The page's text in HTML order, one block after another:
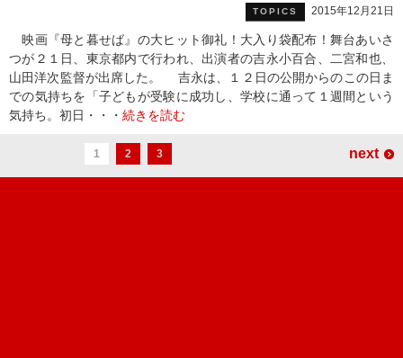
TOPICS 2015年12月21日
映画『母と暮せば』の大ヒット御礼！大入り袋配布！舞台あいさ
つが２１日、東京都内で行われ、出演者の吉永小百合、二宮和也、
山田洋次監督が出席した。 吉永は、１２日の公開からのこの日ま
での気持ちを「子どもが受験に成功し、学校に通って１週間という
気持ち。初日・・・ 続きを読む
1 2 3 next